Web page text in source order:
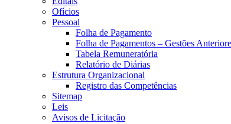
Ofícios
Pessoal
Folha de Pagamento
Folha de Pagamentos – Gestões
Tabela Remuneratória
Relatório de Diárias
Estrutura Organizacional
Registro das Competências
Sitemap
Leis
Avisos de Licitação